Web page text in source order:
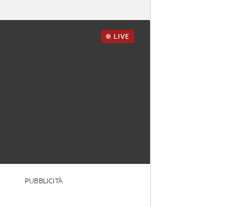
LIVE
PUBBLICITÀ